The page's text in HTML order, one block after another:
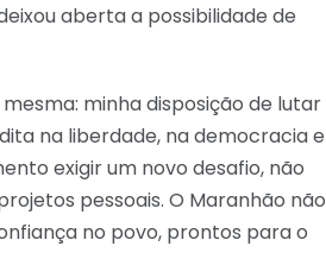
aberta a possibilidade de
minha disposição de lutar
na liberdade, na democracia e
exigir um novo desafio, não
pessoais. O Maranhão não
no povo, prontos para o